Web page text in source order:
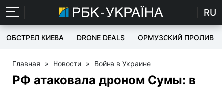
RU
ОБСТРЕЛ КИЕВА DRONE DEALS ОРМУЗСКИЙ ПРОЛИВ
Главная » Новости » Война в Украине
РФ атаковала дроном Сумы: в